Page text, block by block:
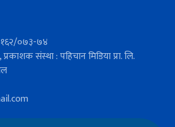
१६२/०७३-७४
संस्था : पहिचान मिडिया प्रा. लि.